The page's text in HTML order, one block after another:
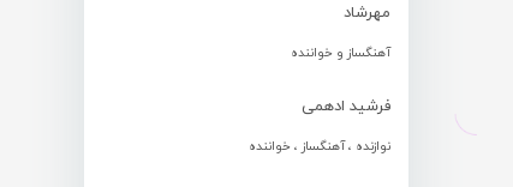
مهرشاد
آهنگساز و خواننده
فرشید ادهمی
نوازنده ، آهنگساز ، خواننده